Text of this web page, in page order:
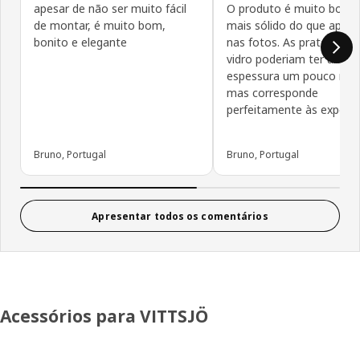
apesar de não ser muito fácil
de montar, é muito bom,
bonito e elegante
Bruno, Portugal
O produto é muito
mais sólido do que
nas fotos. As prateleiras
vidro poderiam ter uma
espessura um pouco
mas corresponde
perfeitamente às
Bruno, Portugal
Apresentar todos os comentários
Acessórios para VITTSJÖ